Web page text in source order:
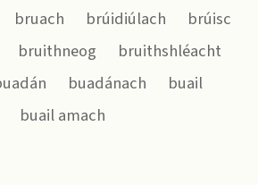
bruach brúidiúlach
brúisc
bruithneog
bruithshléacht
buadánach
buail
buail amach